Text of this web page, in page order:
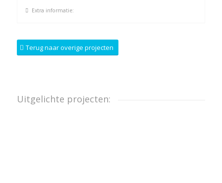
Extra informatie:
Terug naar overige projecten
Uitgelichte projecten: